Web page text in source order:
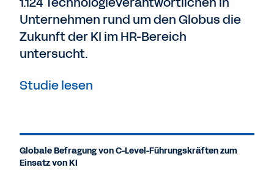
Unternehmen rund um den Globus die
Zukunft der KI im HR-Bereich
untersucht.
Studie lesen
Globale Befragung von C-Level-Führungskräften zum
Einsatz von KI